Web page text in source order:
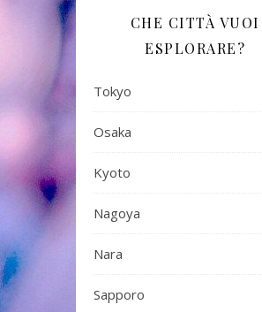
CHE CITTÀ VUOI
ESPLORARE?
Tokyo
Osaka
Kyoto
Nagoya
Nara
Sapporo